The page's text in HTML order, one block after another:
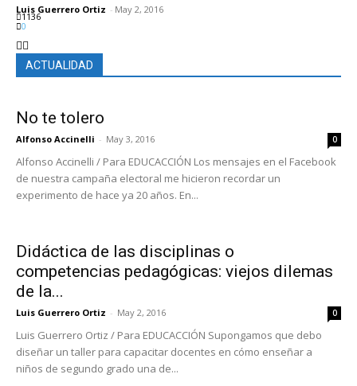
Luis Guerrero Ortiz - May 2, 2016
1136
0
ACTUALIDAD
No te tolero
Alfonso Accinelli - May 3, 2016 0
Alfonso Accinelli / Para EDUCACCIÓN Los mensajes en el Facebook
de nuestra campaña electoral me hicieron recordar un
experimento de hace ya 20 años. En...
Didáctica de las disciplinas o
competencias pedagógicas: viejos dilemas
de la...
Luis Guerrero Ortiz - May 2, 2016 0
Luis Guerrero Ortiz / Para EDUCACCIÓN Supongamos que debo
diseñar un taller para capacitar docentes en cómo enseñar a
niños de segundo grado una de...